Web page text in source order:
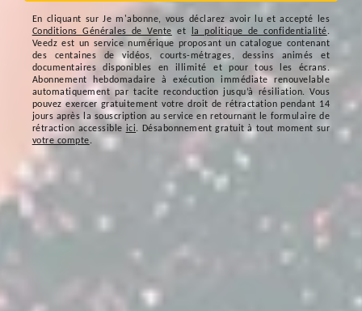
En cliquant surJe m'abonne, vous déclarez avoir lu et accepté les
Conditions Générales de Vente et la politique de confidentialité.
Veedz est un service numérique proposant un catalogue contenant
des centaines de vidéos, courts-métrages, dessins animés et
documentaires disponibles en illimité et pour tous les écrans.
Abonnement hebdomadaire à exécution immédiate renouvelable
automatiquement par tacite reconduction jusqu’à résiliation. Vous
pouvez exercer gratuitement votre droit de rétractation pendant 14
jours après la souscription au service en retournant le formulaire de
rétraction accessible ici. Désabonnement gratuit à tout moment sur
votre compte.